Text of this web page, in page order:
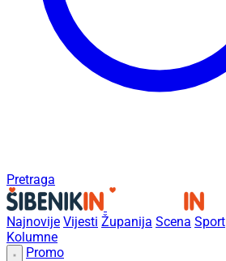
Pretraga
Najnovije Vijesti Županija Scena Sport
Kolumne
Promo